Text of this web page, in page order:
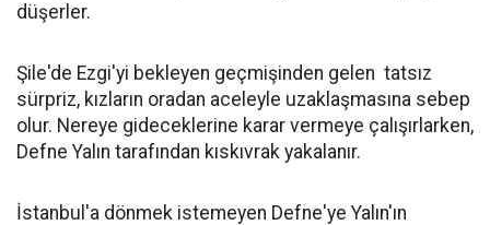
düşerler.
Şile'de Ezgi'yi bekleyen geçmişinden gelen tatsız
sürpriz, kızların oradan aceleyle uzaklaşmasına sebep
olur. Nereye gideceklerine karar vermeye çalışırlarken,
Defne Yalın tarafından kıskıvrak yakalanır.
İstanbul'a dönmek istemeyen Defne'ye Yalın'ın